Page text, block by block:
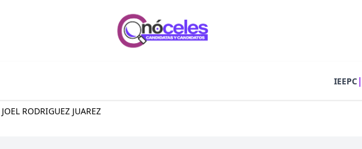
IEEPC|
JOEL RODRIGUEZ JUAREZ